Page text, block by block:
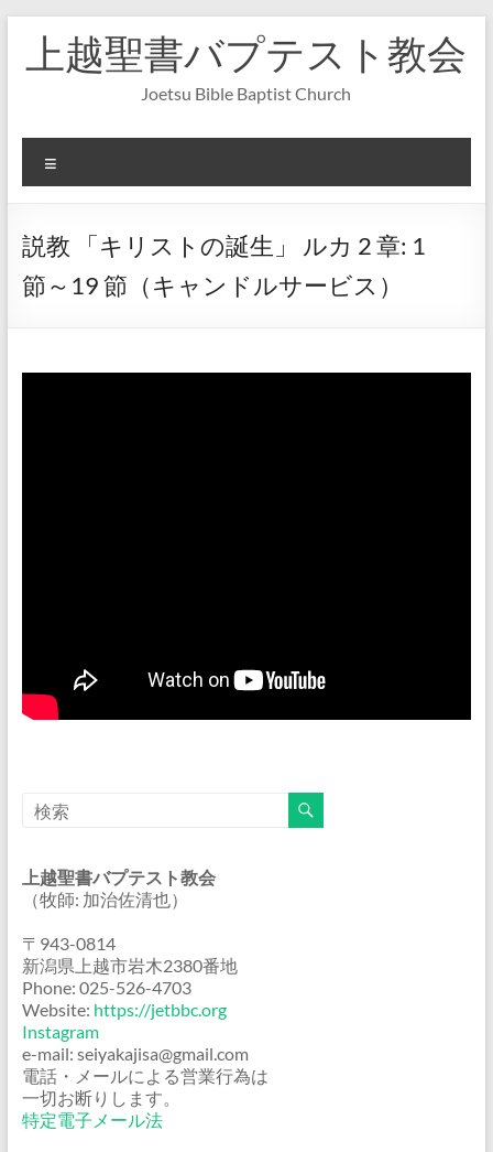
へ
上越聖書バプテスト教会
Joetsu Bible Baptist Church
ニ
ー
説教 「キリストの誕生」 ルカ 2 章: 1
節～19 節（キャンドルサービス）
上越聖書バプテスト教会
（牧師: 加治佐清也）
〒943-0814
新潟県上越市岩木2380番地
Phone: 025-526-4703
Website: https://jetbbc.org
Instagram
e-mail: seiyakajisa@gmail.com
電話・メールによる営業行為は
一切お断りします。
特定電子メール法